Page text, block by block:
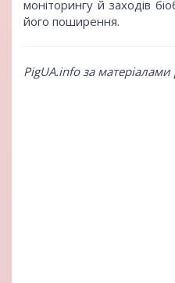
моніторингу й заходів
його поширення.
PigUA.info за